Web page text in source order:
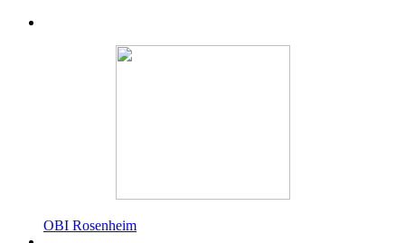
OBI Rosenheim